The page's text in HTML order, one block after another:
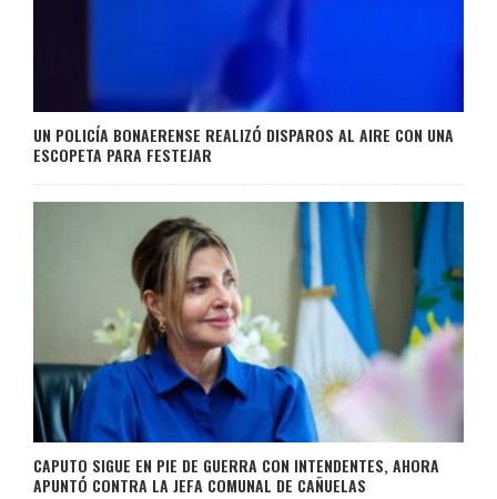
UN POLICÍA BONAERENSE REALIZÓ DISPAROS AL AIRE CON UNA
ESCOPETA PARA FESTEJAR
CAPUTO SIGUE EN PIE DE GUERRA CON INTENDENTES, AHORA
APUNTÓ CONTRA LA JEFA COMUNAL DE CAÑUELAS